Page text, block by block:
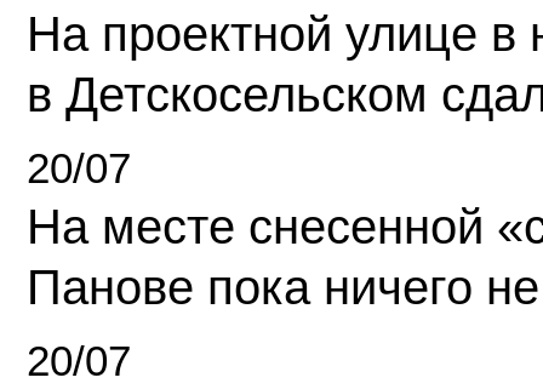
На проектной улице
в Детскосельском
20/07
На месте снесенной
Панове пока ничего
20/07